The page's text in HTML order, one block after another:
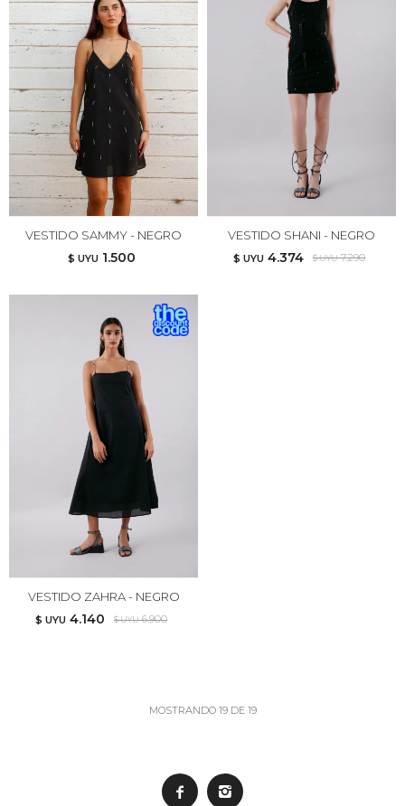
VESTIDO SAMMY - NEGRO
$ UYU 1.500
VESTIDO SHANI - NEGRO
$ UYU 4.374 $ UYU 7.290
VESTIDO ZAHRA - NEGRO
$ UYU 4.140 $ UYU 6.900
MOSTRANDO 19DE 19
 